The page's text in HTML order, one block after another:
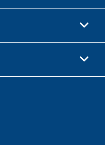
，邮编 214028